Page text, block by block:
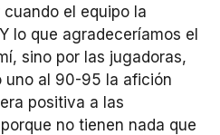
el equipo la
lo que agradeceríamos el
sino por las jugadoras,
uno al 90-95 la afición
positiva a las
no tienen nada que